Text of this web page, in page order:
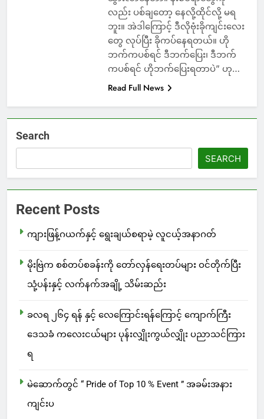
လည်း ပစ်ချတော့ နေလို့ထိုင်လို့ မရ
ဘူး။ အဲဒါကြောင့် ဒီလိုဗုံးခိုကျင်းလေး
တွေ လုပ်ပြီး ခိုကပ်နေရတယ်။ ဟို
ဘက်ကပစ်ရင် ဒီဘက်ပြေး၊ ဒီဘက်
ကပစ်ရင် ဟိုဘက်ပြေးရတာပဲ” ဟု…
Read Full News
Search
SEARCH
Recent Posts
ကျားဖြန့်ဂယက်နှင့် ရွေးချယ်စရာမဲ့ လူငယ့်အနာဂတ်
မိုးဗြဲက စစ်တပ်စခန်းကို တော်လှန်ရေးတပ်များ ဝင်တိုက်ပြီး
သုံ့ပန်းနှင့် လက်နက်အချို့ သိမ်းဆည်း
ခလရ ၂၆၄ ရန် နှင့် လေကြောင်းရန်ကြောင့် ကျောက်ကြီး
ဒေသခံ ကလေးငယ်များ ပုန်းလျှိုးကွယ်လျှိုး ပညာသင်ကြား
ရ
မဲဆောက်တွင် “ Pride of Top 10 % Event ” အခမ်းအနား
ကျင်းပ